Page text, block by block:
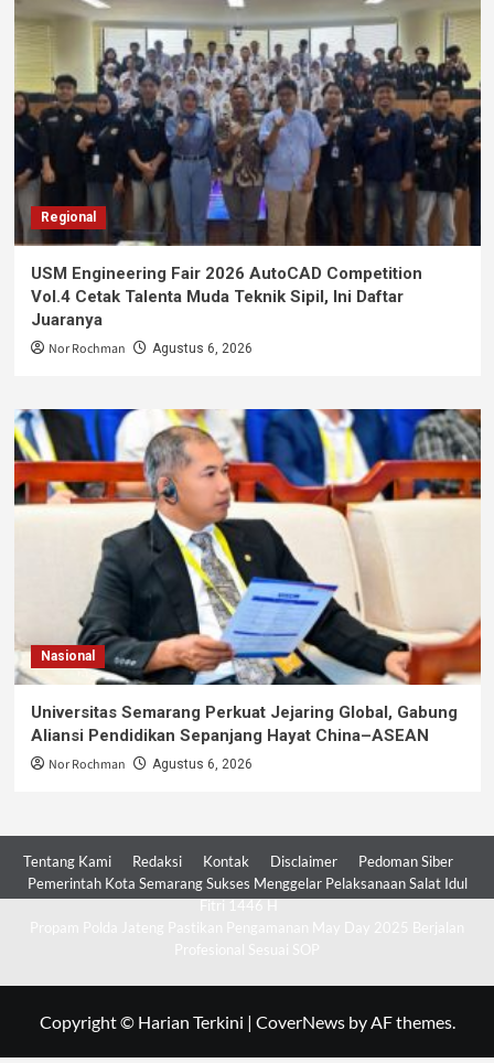
Regional
USM Engineering Fair 2026 AutoCAD Competition
Vol.4 Cetak Talenta Muda Teknik Sipil, Ini Daftar
Juaranya
Nor Rochman Agustus 6, 2026
Nasional
Universitas Semarang Perkuat Jejaring Global, Gabung
Aliansi Pendidikan Sepanjang Hayat China–ASEAN
Nor Rochman Agustus 6, 2026
Tentang Kami Redaksi Kontak Disclaimer
Pedoman Siber
Pemerintah Kota Semarang Sukses Menggelar Pelaksanaan Salat Idul
Copyright © Harian Terkini | CoverNewsby AF themes.